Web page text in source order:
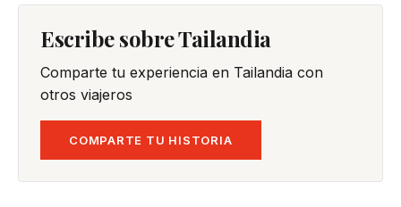
Escribe sobre Tailandia
Comparte tu experiencia en Tailandia con
otros viajeros
COMPARTE TU HISTORIA